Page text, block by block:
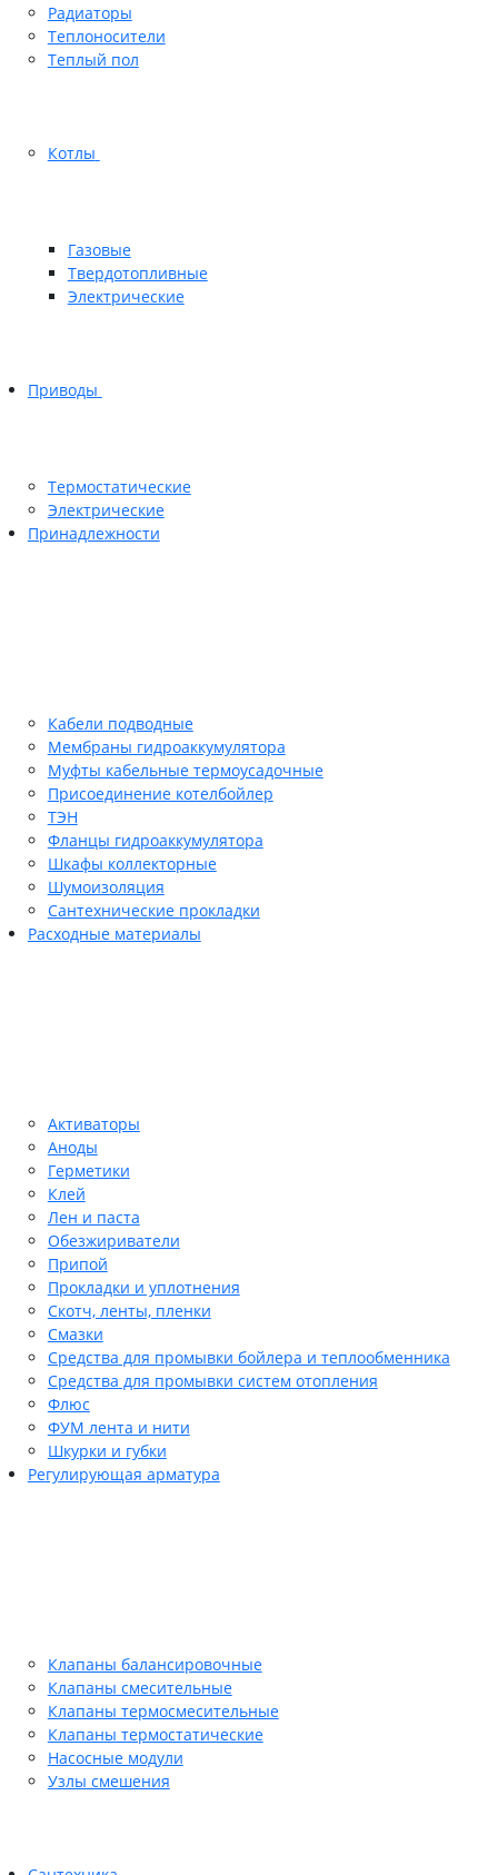
Радиаторы
Теплоносители
Теплый пол
Котлы
Газовые
Твердотопливные
Электрические
Приводы
Термостатические
Электрические
Принадлежности
Кабели подводные
Мембраны гидроаккумулятора
Муфты кабельные термоусадочные
Присоединение котелбойлер
ТЭН
Фланцы гидроаккумулятора
Шкафы коллекторные
Шумоизоляция
Сантехнические прокладки
Расходные материалы
Активаторы
Аноды
Герметики
Клей
Лен и паста
Обезжириватели
Припой
Прокладки и уплотнения
Скотч, ленты, пленки
Смазки
Средства для промывки бойлера и теплообменника
Средства для промывки систем отопления
Флюс
ФУМ лента и нити
Шкурки и губки
Регулирующая арматура
Клапаны балансировочные
Клапаны смесительные
Клапаны термосмесительные
Клапаны термостатические
Насосные модули
Узлы смешения